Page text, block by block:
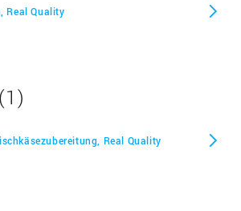
Real Quality
(1)
Real Quality